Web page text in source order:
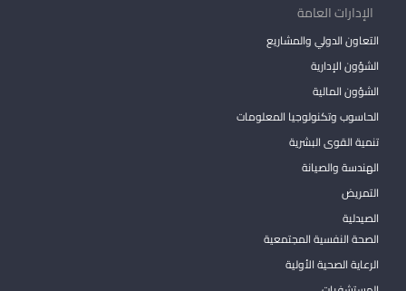
الإدارات العامة
التعاون الدولي والمشاريع
الشؤون الإدارية
الشؤون المالية
الحاسوب وتكنولوجيا المعلومات
تنمية القوى البشرية
الهندسة والصيانة
التمريض
الصيدلية
الصحة النفسية المجتمعية
الرعاية الصحية الأولية